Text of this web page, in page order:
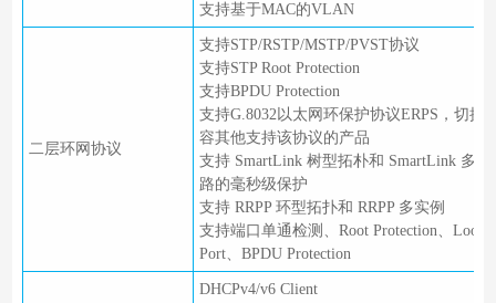
支持基于MAC的VLAN
二层环网协议
支持STP/RSTP/MSTP/PVST协议
支持STP Root Protection
支持BPDU Protection
支持G.8032以太网环保护协议ERPS，切换
容其他支持该协议的产品
支持 SmartLink 树型拓朴和 SmartLink 多
路的毫秒级保护
支持 RRPP 环型拓扑和 RRPP 多实例
支持端口单通检测、Root Protection、Loop
Port、BPDU Protection
DHCPv4/v6 Client